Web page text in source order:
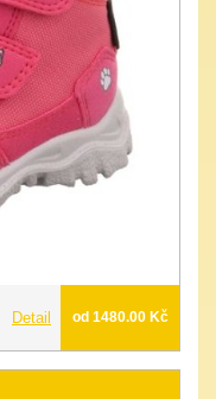
Detail od 1480.00 Kč